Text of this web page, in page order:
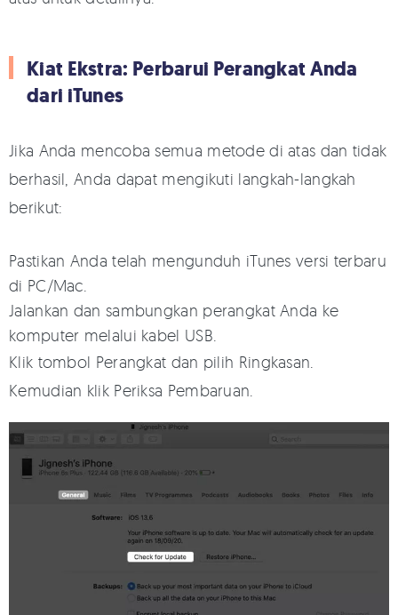
Kiat Ekstra: Perbarui Perangkat Anda
dari iTunes
Jika Anda mencoba semua metode di atas dan tidak
berhasil, Anda dapat mengikuti langkah-langkah
berikut:
Pastikan Anda telah mengunduh iTunes versi terbaru
di PC/Mac.
Jalankan dan sambungkan perangkat Anda ke
komputer melalui kabel USB.
Klik tombol Perangkat dan pilih Ringkasan.
Kemudian klik Periksa Pembaruan.